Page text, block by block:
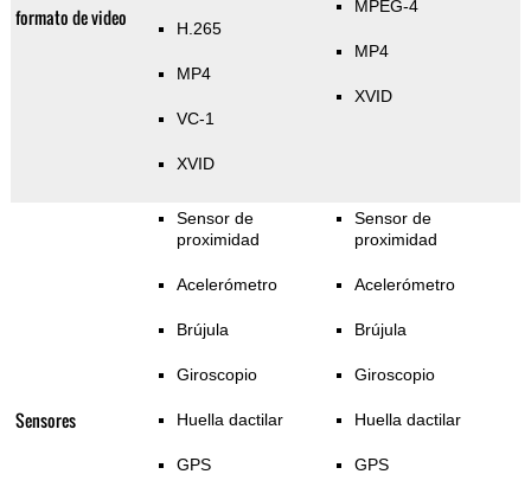
formato de video H.265
MP4
VC-1
XVID
MPEG-4
MP4
XVID
Sensores
Sensor de
proximidad
Acelerómetro
Brújula
Giroscopio
Huella dactilar
GPS
Sensor de
proximidad
Acelerómetro
Brújula
Giroscopio
Huella dactilar
GPS